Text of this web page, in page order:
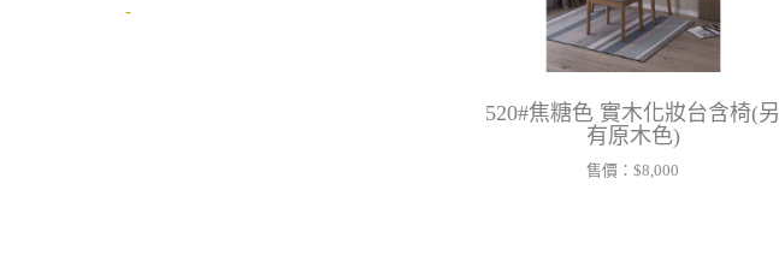
-
520#焦糖色 實木化妝台含椅(另
有原木色)
售價：$8,000